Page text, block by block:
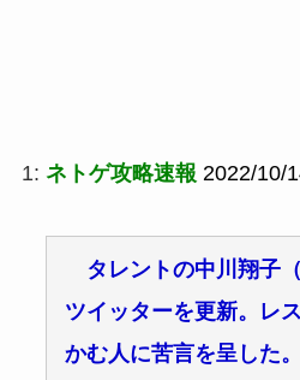
1: ネトゲ攻略速報 2022/10/
タレントの中川翔子（
ツイッターを更新。レ
かむ人に苦言を呈した。